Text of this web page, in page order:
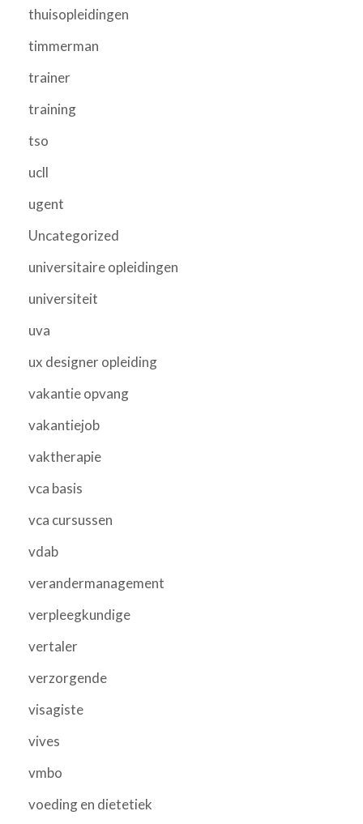
thuisopleidingen
timmerman
trainer
training
tso
ucll
ugent
Uncategorized
universitaire opleidingen
universiteit
uva
ux designer opleiding
vakantie opvang
vakantiejob
vaktherapie
vca basis
vca cursussen
vdab
verandermanagement
verpleegkundige
vertaler
verzorgende
visagiste
vives
vmbo
voeding en dietetiek